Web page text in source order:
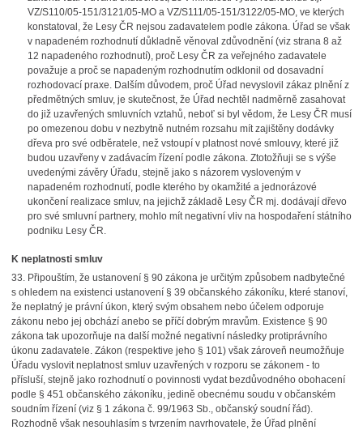
VZ/S110/05-151/3121/05-MO a VZ/S111/05-151/3122/05-MO, ve kterých
konstatoval, že Lesy ČR nejsou zadavatelem podle zákona. Úřad se však
v napadeném rozhodnutí důkladně věnoval zdůvodnění (viz strana 8 až
12 napadeného rozhodnutí), proč Lesy ČR za veřejného zadavatele
považuje a proč se napadeným rozhodnutím odklonil od dosavadní
rozhodovací praxe. Dalším důvodem, proč Úřad nevyslovil zákaz plnění z
předmětných smluv, je skutečnost, že Úřad nechtěl nadměrně zasahovat
do již uzavřených smluvních vztahů, neboť si byl vědom, že Lesy ČR musí
po omezenou dobu v nezbytně nutném rozsahu mít zajištěny dodávky
dřeva pro své odběratele, než vstoupí v platnost nové smlouvy, které již
budou uzavřeny v zadávacím řízení podle zákona. Ztotožňuji se s výše
uvedenými závěry Úřadu, stejně jako s názorem vysloveným v
napadeném rozhodnutí, podle kterého by okamžité a jednorázové
ukončení realizace smluv, na jejichž základě Lesy ČR mj. dodávají dřevo
pro své smluvní partnery, mohlo mít negativní vliv na hospodaření státního
podniku Lesy ČR.
K neplatnosti smluv
33. Připouštím, že ustanovení § 90 zákona je určitým způsobem nadbytečné
s ohledem na existenci ustanovení § 39 občanského zákoníku, které stanoví,
že neplatný je právní úkon, který svým obsahem nebo účelem odporuje
zákonu nebo jej obchází anebo se příčí dobrým mravům. Existence § 90
zákona tak upozorňuje na další možné negativní následky protiprávního
úkonu zadavatele. Zákon (respektive jeho § 101) však zároveň neumožňuje
Úřadu vyslovit neplatnost smluv uzavřených v rozporu se zákonem - to
přísluší, stejně jako rozhodnutí o povinnosti vydat bezdůvodného obohacení
podle § 451 občanského zákoníku, jedině obecnému soudu v občanském
soudním řízení (viz § 1 zákona č. 99/1963 Sb., občanský soudní řád).
Rozhodně však nesouhlasím s tvrzením navrhovatele, že Úřad plnění